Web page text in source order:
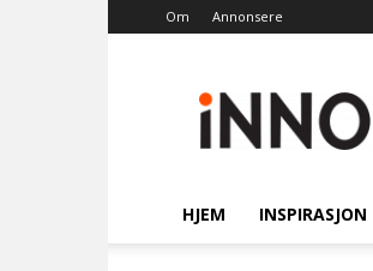
Om Annonsere
HJEM INSPIRASJON